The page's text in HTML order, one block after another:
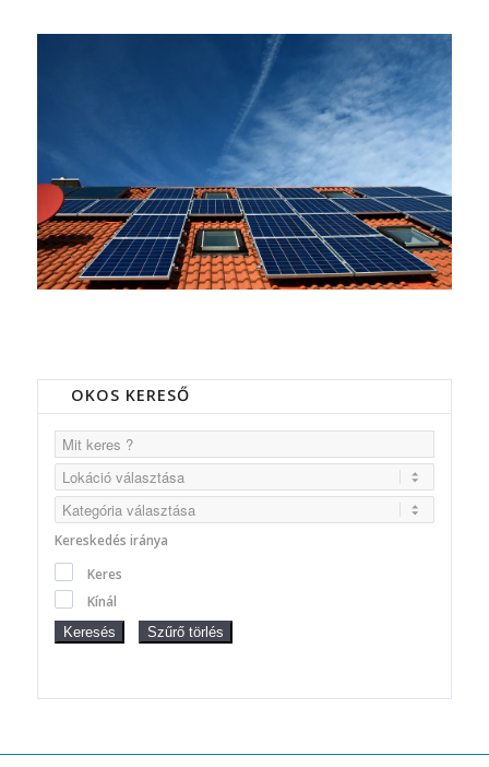
OKOS KERESŐ
Kereskedés iránya
Keres
Kínál
Keresés Szűrő törlés